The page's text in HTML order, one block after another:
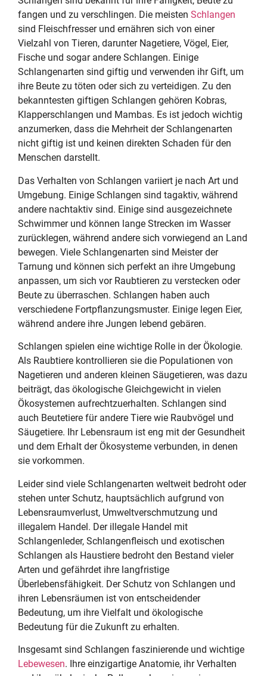
fangen und zu verschlingen. Die meisten Schlangen
sind Fleischfresser und ernähren sich von einer
Vielzahl von Tieren, darunter Nagetiere, Vögel, Eier,
Fische und sogar andere Schlangen. Einige
Schlangenarten sind giftig und verwenden ihr Gift, um
ihre Beute zu töten oder sich zu verteidigen. Zu den
bekanntesten giftigen Schlangen gehören Kobras,
Klapperschlangen und Mambas. Es ist jedoch wichtig
anzumerken, dass die Mehrheit der Schlangenarten
nicht giftig ist und keinen direkten Schaden für den
Menschen darstellt.
Das Verhalten von Schlangen variiert je nach Art und
Umgebung. Einige Schlangen sind tagaktiv, während
andere nachtaktiv sind. Einige sind ausgezeichnete
Schwimmer und können lange Strecken im Wasser
zurücklegen, während andere sich vorwiegend an Land
bewegen. Viele Schlangenarten sind Meister der
Tarnung und können sich perfekt an ihre Umgebung
anpassen, um sich vor Raubtieren zu verstecken oder
Beute zu überraschen. Schlangen haben auch
verschiedene Fortpflanzungsmuster. Einige legen Eier,
während andere ihre Jungen lebend gebären.
Schlangen spielen eine wichtige Rolle in der Ökologie.
Als Raubtiere kontrollieren sie die Populationen von
Nagetieren und anderen kleinen Säugetieren, was dazu
beiträgt, das ökologische Gleichgewicht in vielen
Ökosystemen aufrechtzuerhalten. Schlangen sind
auch Beutetiere für andere Tiere wie Raubvögel und
Säugetiere. Ihr Lebensraum ist eng mit der Gesundheit
und dem Erhalt der Ökosysteme verbunden, in denen
sie vorkommen.
Leider sind viele Schlangenarten weltweit bedroht oder
stehen unter Schutz, hauptsächlich aufgrund von
Lebensraumverlust, Umweltverschmutzung und
illegalem Handel. Der illegale Handel mit
Schlangenleder, Schlangenfleisch und exotischen
Schlangen als Haustiere bedroht den Bestand vieler
Arten und gefährdet ihre langfristige
Überlebensfähigkeit. Der Schutz von Schlangen und
ihren Lebensräumen ist von entscheidender
Bedeutung, um ihre Vielfalt und ökologische
Bedeutung für die Zukunft zu erhalten.
Insgesamt sind Schlangen faszinierende und wichtige
Lebewesen. Ihre einzigartige Anatomie, ihr Verhalten